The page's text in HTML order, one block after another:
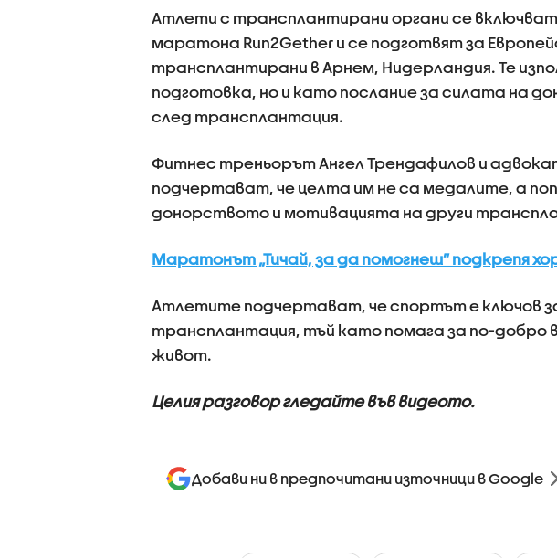
Атлети с трансплантирани органи се
маратона Run2Gether и се подготвят за
трансплантирани в Арнем, Нидерландия. Те
подготовка, но и като послание за силата на
след трансплантация.
Фитнес треньорът Ангел Трендафилов и
подчертават, че целта им не са медалите, а
донорството и мотивацията на други
Маратонът „Тичай, за да помогнеш” подкрепя
Атлетите подчертават, че спортът е ключов
трансплантация, тъй като помага за по-добро
живот.
Целия разговор гледайте във видеото.
Добави ни в предпочитани източници в Google